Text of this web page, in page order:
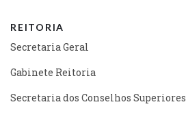
REITORIA
Secretaria Geral
Gabinete Reitoria
Secretaria dos Conselhos Superiores